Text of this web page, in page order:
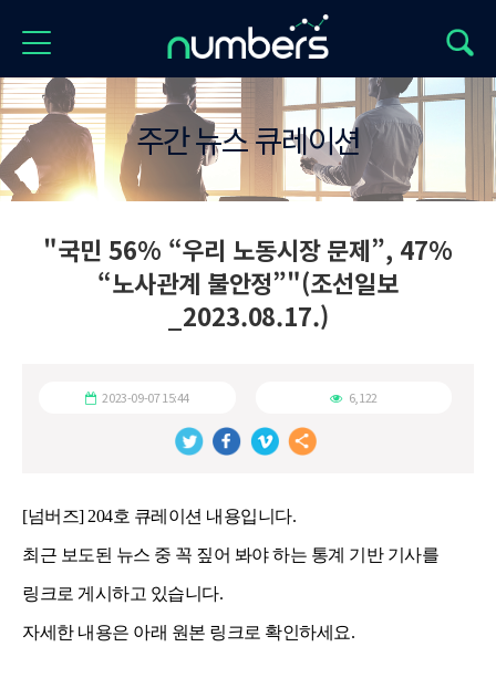
주간 뉴스 큐레이션
"국민 56% “우리 노동시장 문제”, 47%
“노사관계 불안정”"(조선일보
_2023.08.17.)
2023-09-07 15:44 6,122
[넘버즈] 204호 큐레이션 내용입니다.
최근 보도된 뉴스 중 꼭 짚어 봐야 하는 통계 기반 기사를
링크로 게시하고 있습니다.
자세한 내용은 아래 원본 링크로 확인하세요.